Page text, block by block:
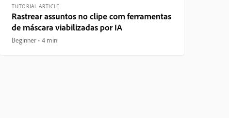
TUTORIAL ARTICLE
Rastrear assuntos no clipe com ferramentas
de máscara viabilizadas por IA
Beginner 4 min